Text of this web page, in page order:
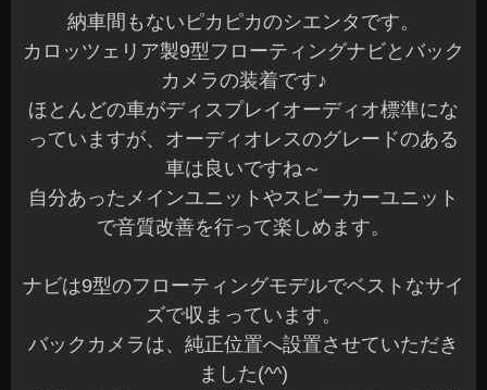
納車間もないピカピカのシエンタです。
カロッツェリア製9型フローティングナビとバック
カメラの装着です♪
ほとんどの車がディスプレイオーディオ標準にな
っていますが、オーディオレスのグレードのある
車は良いですね～
自分あったメインユニットやスピーカーユニット
で音質改善を行って楽しめます。
ナビは9型のフローティングモデルでベストなサイ
ズで収まっています。
バックカメラは、純正位置へ設置させていただき
ました(^^)